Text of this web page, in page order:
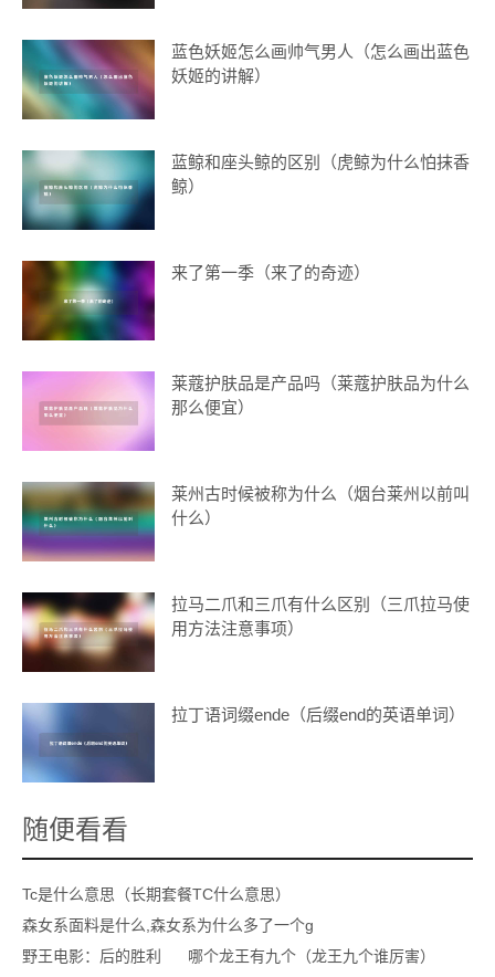
蓝色妖姬怎么画帅气男人（怎么画出蓝色
妖姬的讲解）
蓝鲸和座头鲸的区别（虎鲸为什么怕抹香
鲸）
来了第一季（来了的奇迹）
莱蔻护肤品是产品吗（莱蔻护肤品为什么
那么便宜）
莱州古时候被称为什么（烟台莱州以前叫
什么）
拉马二爪和三爪有什么区别（三爪拉马使
用方法注意事项）
拉丁语词缀ende（后缀end的英语单词）
随便看看
Tc是什么意思（长期套餐TC什么意思）
森女系面料是什么,森女系为什么多了一个g
野王电影：后的胜利
哪个龙王有九个（龙王九个谁厉害）